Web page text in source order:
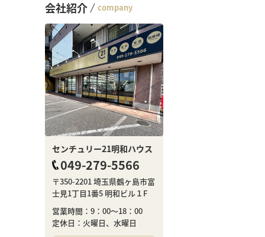
会社紹介 company
センチュリー21明和ハウス
049-279-5566
〒350-2201 埼玉県鶴ヶ島市富
士見1丁目1番5 明和ビル１F
営業時間：9：00～18：00
定休日：火曜日、水曜日